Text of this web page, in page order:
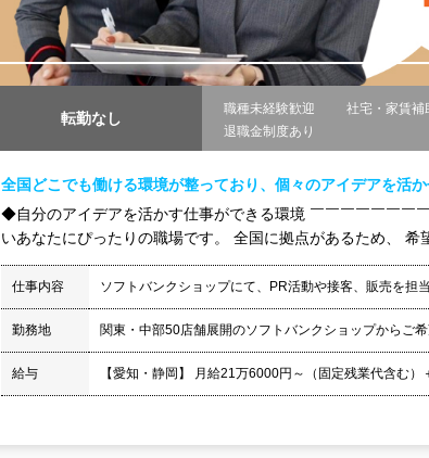
転勤なし
職種未経験歓迎 社宅・家賃補
退職金制度あり
全国どこでも働ける環境が整っており、個々のアイデアを活
◆自分のアイデアを活かす仕事ができる環境 ￣￣￣￣￣￣￣
いあなたにぴったりの職場です。 全国に拠点があるため、 希
仕事内容 ソフトバンクショップにて、PR活動や接客、販売を担
勤務地 関東・中部50店舗展開のソフトバンクショップからご
給与 【愛知・静岡】 月給21万6000円～（固定残業代含む